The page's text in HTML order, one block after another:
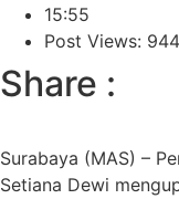
15:55
Post Views: 944
Share :
Surabaya (MAS) –
Setiana Dewi